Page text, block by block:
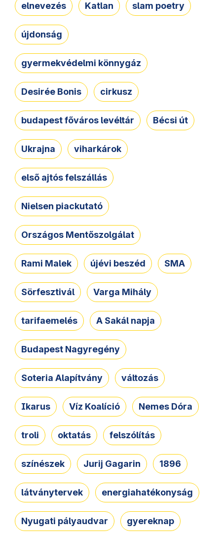
elnevezés Katlan slam poetry
újdonság
gyermekvédelmi könnygáz
Desirée Bonis cirkusz
budapest főváros levéltár Bécsi út
Ukrajna viharkárok
első ajtós felszállás
Nielsen piackutató
Országos Mentőszolgálat
Rami Malek újévi beszéd SMA
Sörfesztivál Varga Mihály
tarifaemelés A Sakál napja
Budapest Nagyregény
Soteria Alapítvány változás
Ikarus Víz Koalíció Nemes Dóra
troli oktatás felszólítás
színészek Jurij Gagarin 1896
látványtervek energiahatékonyság
Nyugati pályaudvar gyereknap